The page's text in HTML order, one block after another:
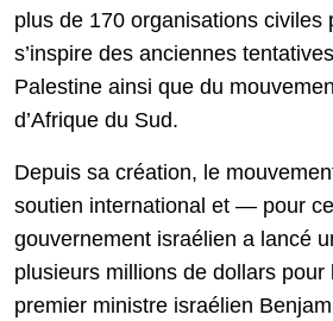
plus de 170 organisations civiles
s’inspire des anciennes
Palestine ainsi que du
d’Afrique du Sud.
Depuis sa création, le
soutien international et — pour
gouvernement israélien a lancé
plusieurs millions de dollars pour
premier ministre israélien